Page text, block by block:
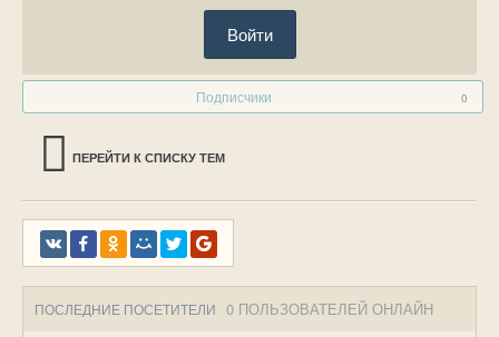
Войти
Подписчики 0
ПЕРЕЙТИ К СПИСКУ ТЕМ
ПОСЛЕДНИЕ ПОСЕТИТЕЛИ 0 ПОЛЬЗОВАТЕЛЕЙ ОНЛАЙН